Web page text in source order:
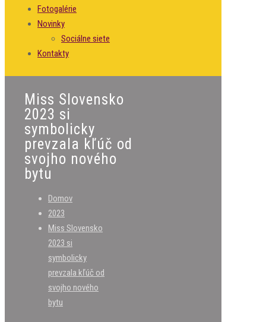
Fotogalérie
Novinky
Sociálne siete
Kontakty
Miss Slovensko
2023 si
symbolicky
prevzala kľúč od
svojho nového
bytu
Domov
2023
Miss Slovensko
2023 si
symbolicky
prevzala kľúč od
svojho nového
bytu